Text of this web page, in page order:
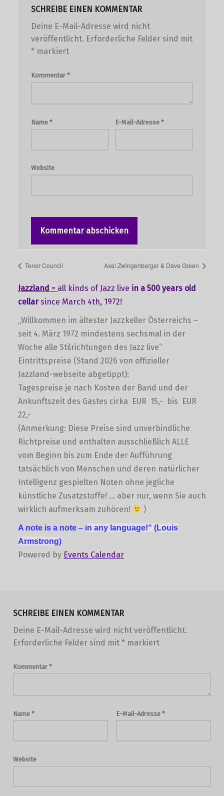
SCHREIBE EINEN KOMMENTAR
Deine E-Mail-Adresse wird nicht
veröffentlicht. Erforderliche Felder sind mit
*markiert
Kommentar *
Name * E-Mail-Adresse*
Website
Tenor Council Axel Zwingenberger & Dave Green
Jazzland = all kinds of Jazz live in a 500 years old
cellarsince March 4th, 1972!
„Willkommen im ältester Jazzkeller Österreichs –
seit 4. März 1972 mindestens sechsmal in der
Woche alle Stilrichtungen des Jazz live“
Eintrittspreise (Stand 2026 von offizieller
Jazzland-webseite abgetippt):
Tagespreise je nach Kosten der Band und der
Ankunftszeit des Gastes cirka EUR 15,- bis EUR
22,-
(Anmerkung: Diese Preise sind unverbindliche
Richtpreise und enthalten ausschließlich ALLE
vom Beginn bis zum Ende der Aufführung
tatsächlich von Menschen und deren natürlicher
Intelligenz gespielten Noten ohne jegliche
künstliche Zusatzstoffe! … aber nur, wenn Sie auch
wirklich aufmerksam zuhören!
)
A note is a note – in any language!“ (Louis
Armstrong)
Powered by Events Calendar
SCHREIBE EINEN KOMMENTAR
Deine E-Mail-Adresse wird nicht veröffentlicht.
Erforderliche Felder sind mit *markiert
Kommentar *
Name * E-Mail-Adresse *
Website